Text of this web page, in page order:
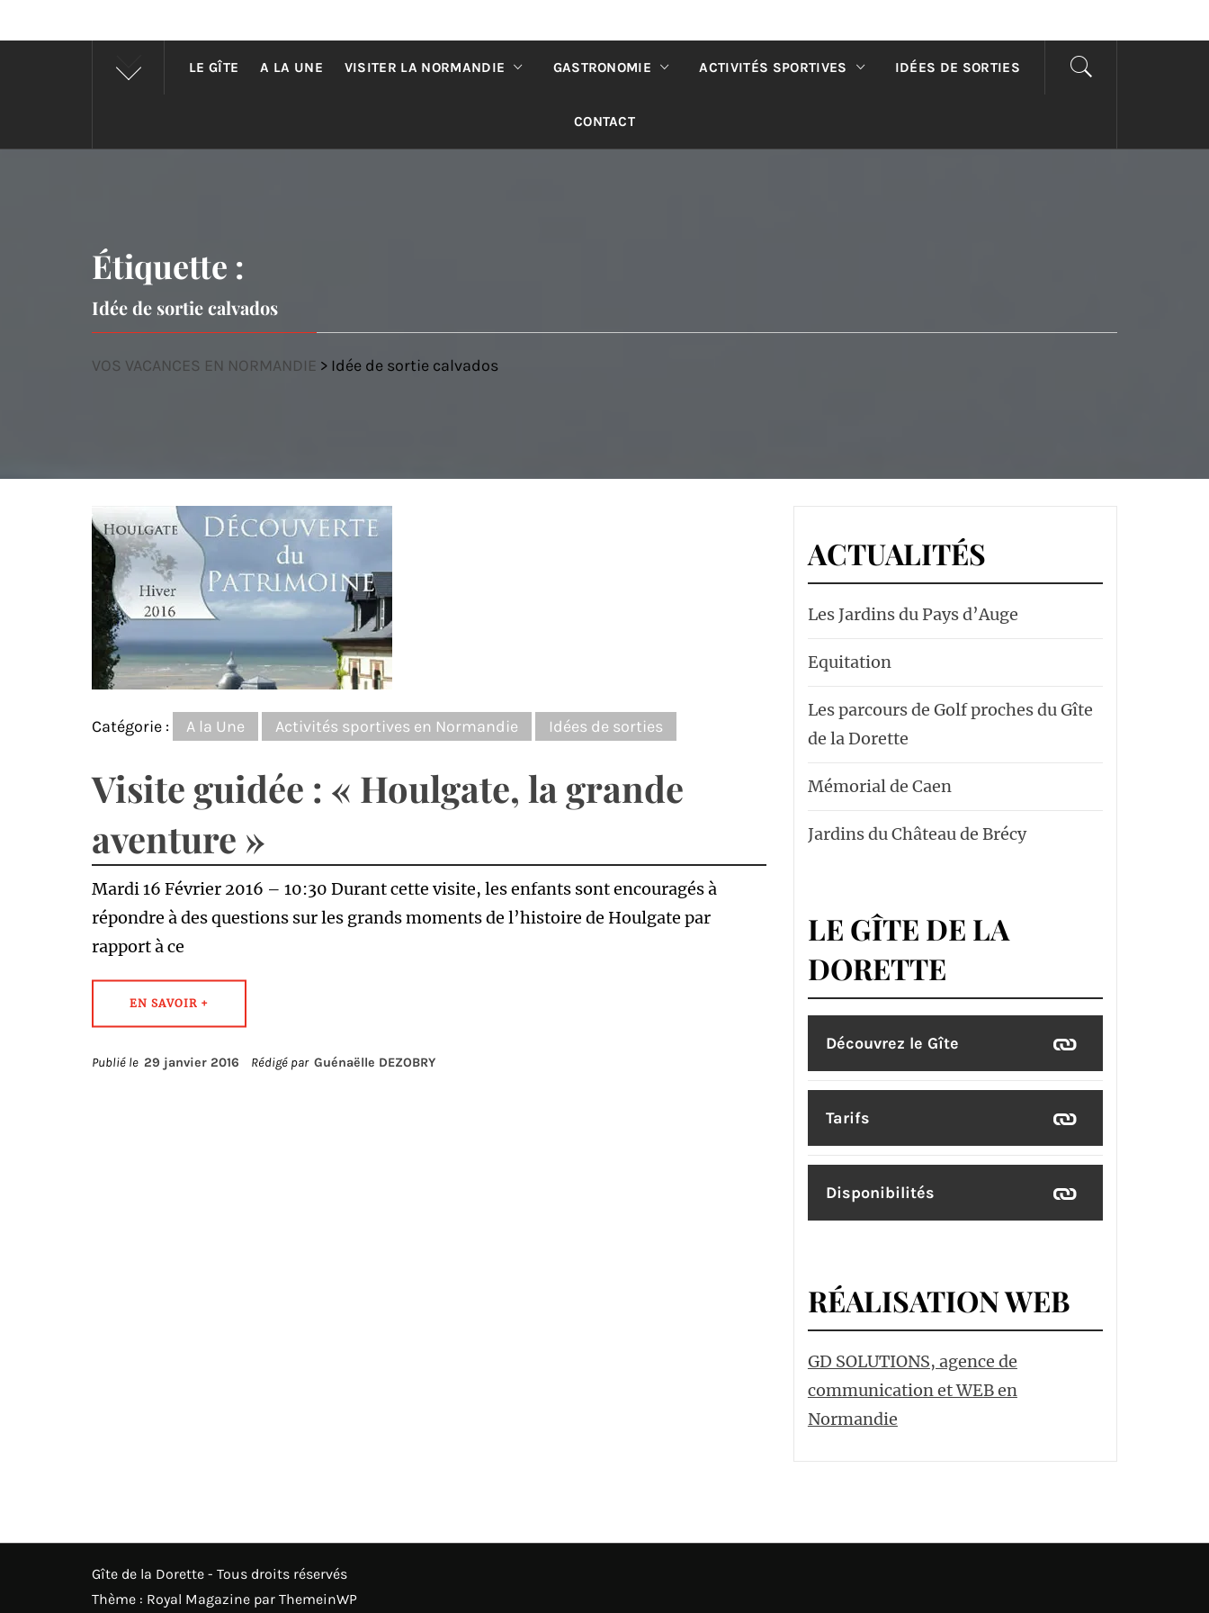
LE GÎTE A LA UNE VISITER LA NORMANDIE GASTRONOMIE ACTIVITÉS SPORTIVES IDÉES DE SORTIES
CONTACT
Étiquette :
Idée de sortie calvados
VOS VACANCES EN NORMANDIE > Idée de sortie calvados
Catégorie : A la Une Activités sportives en Normandie Idées de sorties
Visite guidée : « Houlgate, la grande
aventure »
Mardi 16 Février 2016 – 10:30 Durant cette visite, les enfants sont encouragés à
répondre à des questions sur les grands moments de l’histoire de Houlgate par
rapport à ce
EN SAVOIR +
Publié le 29 janvier 2016 Rédigé par Guénaëlle DEZOBRY
ACTUALITÉS
Les Jardins du Pays d’Auge
Equitation
Les parcours de Golf proches du Gîte
de la Dorette
Mémorial de Caen
Jardins du Château de Brécy
LE GÎTE DE LA
DORETTE
Découvrez le Gîte
Tarifs
Disponibilités
RÉALISATION WEB
GD SOLUTIONS, agence de
communication et WEB en
Normandie
Gîte de la Dorette - Tous droits réservés
Thème : Royal Magazine par ThemeinWP